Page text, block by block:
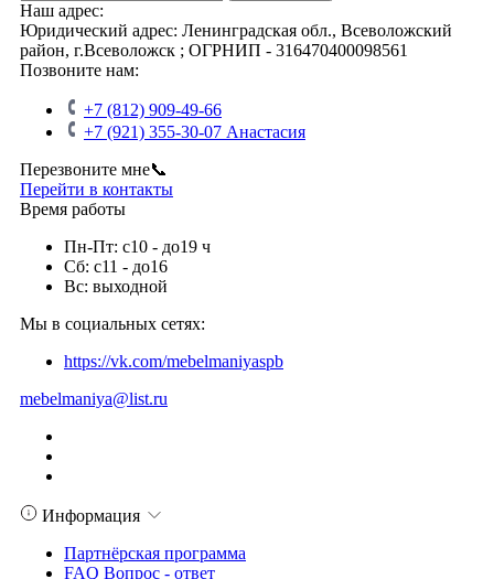
Наш адрес:
Юридический адрес: Ленинградская обл., Всеволожский
район, г.Всеволожск ; ОГРНИП - 316470400098561
Позвоните нам:
+7 (812) 909-49-66
+7 (921) 355-30-07 Анастасия
Перезвоните мне📞
Перейти в контакты
Время работы
Пн-Пт: с10 - до19 ч
Сб: с11 - до16
Вс: выходной
Мы в социальных сетях:
https://vk.com/mebelmaniyaspb
mebelmaniya@list.ru
Информация
Партнёрская программа
FAQ Вопрос - ответ